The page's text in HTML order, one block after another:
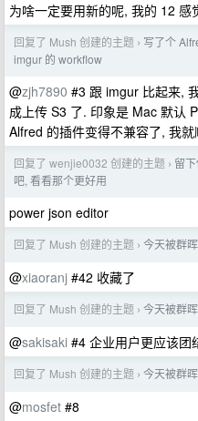
为啥一定要用新的呢, 我的 12 感
回复了 Mush 创建的主题 › 写了个
imgur 的 workflow
@zjh7890 #3 跟 imgur 比起来,
成上传 S3 了. 印象是 Mac 默认
Alfred 的插件变得不兼容了, 我
回复了 wenjie0032 创建的主题 › 留
吧, 看看那个更好用
power json editor
回复了 Mush 创建的主题 › 今天被群
@xiaoranj #42 收藏了
回复了 Mush 创建的主题 › 今天被群
@sakisaki #4 企业用户更应该团
回复了 Mush 创建的主题 › 今天被群
@mosfet #8